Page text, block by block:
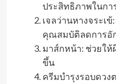
ประสิทธิภาพในก
เจลว่านหางจระเ
คุณสมบัติลดการอั
มาส์กหน้า: ช่วยใ
ขึ้น
ครีมบำรุงรอบดวง